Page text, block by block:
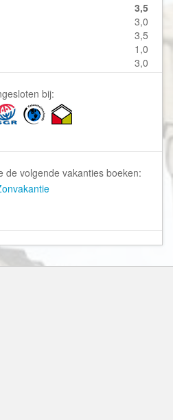
3,5
3,0
3,5
1,0
3,0
bij:
de volgende vakanties boeken: